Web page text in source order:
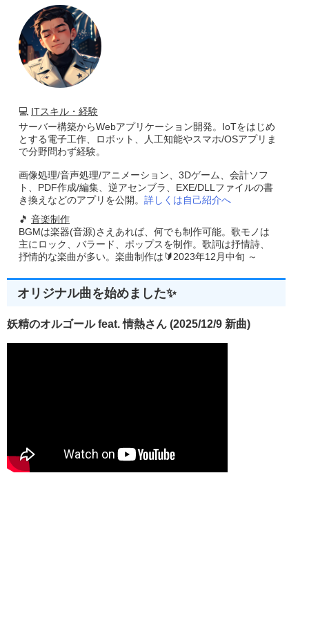
💻 ITスキル・経験
サーバー構築からWebアプリケーション開発。IoTをはじめ
とする電子工作、ロボット、人工知能やスマホ/OSアプリま
で分野問わず経験。
画像処理/音声処理/アニメーション、3Dゲーム、会計ソフ
ト、PDF作成/編集、逆アセンブラ、EXE/DLLファイルの書
き換えなどのアプリを公開。 詳しくは自己紹介へ
🎵 音楽制作
BGMは楽器(音源)さえあれば、何でも制作可能。歌モノは
主にロック、バラード、ポップスを制作。歌詞は抒情詩、
抒情的な楽曲が多い。楽曲制作は🔰2023年12月中旬 ～
オリジナル曲を始めました✨
妖精のオルゴール feat. 情熱さん (2025/12/9 新曲)